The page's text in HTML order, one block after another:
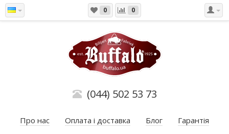
0 0
(044) 502 53 73
Про нас Оплата і доставка Блог
Гарантія